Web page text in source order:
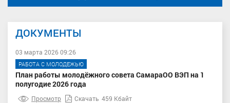
ДОКУМЕНТЫ
03 марта 2026 09:26
РАБОТА С МОЛОДЕЖЬЮ
План работы молодёжного совета СамараОО ВЭП на 1
полугодие 2026 года
Просмотр Скачать 459 Кбайт